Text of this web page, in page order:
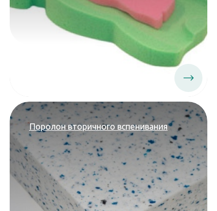
Поролон вторичного вспенивания